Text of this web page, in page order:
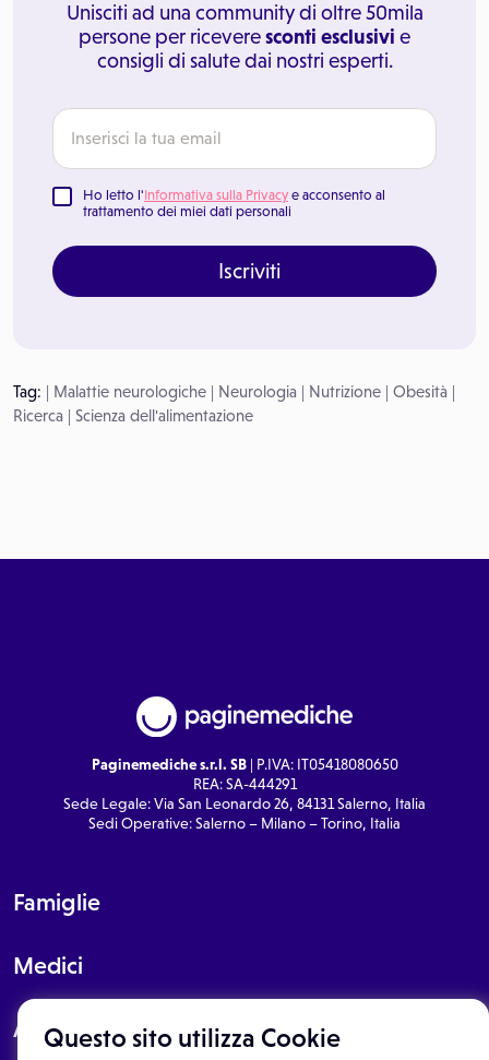
Questo sito utilizza Cookie
Unisciti ad una community di oltre 50mila
persone per riceveresconti esclusivi e
consigli di salute dai nostri esperti.
Ho letto l'Informativa sulla Privacy e acconsento al
trattamento dei miei dati personali
Iscriviti
Tag: | Malattie neurologiche | Neurologia | Nutrizione | Obesità |
Ricerca | Scienza dell'alimentazione
Paginemediche s.r.l. SB| P.IVA: IT05418080650
REA: SA-444291
Sede Legale: Via San Leonardo 26, 84131 Salerno, Italia
Sedi Operative: Salerno – Milano – Torino, Italia
Famiglie
Medici
About